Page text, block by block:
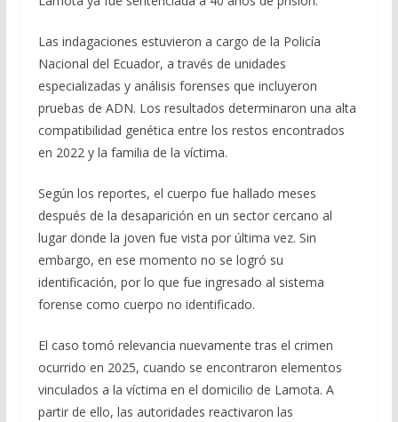
Las indagaciones estuvieron a cargo de la Policía
Nacional del Ecuador, a través de unidades
especializadas y análisis forenses que incluyeron
pruebas de ADN. Los resultados determinaron una alta
compatibilidad genética entre los restos encontrados
en 2022 y la familia de la víctima.
Según los reportes, el cuerpo fue hallado meses
después de la desaparición en un sector cercano al
lugar donde la joven fue vista por última vez. Sin
embargo, en ese momento no se logró su
identificación, por lo que fue ingresado al sistema
forense como cuerpo no identificado.
El caso tomó relevancia nuevamente tras el crimen
ocurrido en 2025, cuando se encontraron elementos
vinculados a la víctima en el domicilio de Lamota. A
partir de ello, las autoridades reactivaron las